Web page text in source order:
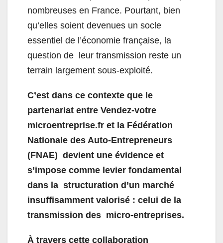
nombreuses en France. Pourtant, bien
qu’elles soient devenues un socle
essentiel de l’économie française, la
question de leur transmission reste un
terrain largement sous-exploité.
C’est dans ce contexte que le
partenariat entre Vendez-votre
microentreprise.fr et la Fédération
Nationale des Auto-Entrepreneurs
(FNAE) devient une évidence et
s’impose comme levier fondamental
dans la structuration d’un marché
insuffisamment valorisé : celui de la
transmission des micro-entreprises.
À travers cette collaboration